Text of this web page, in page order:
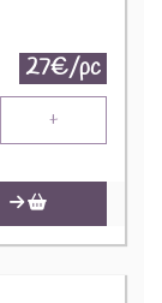
27€/pc
+